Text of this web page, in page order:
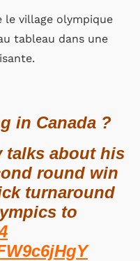
le village olympique
tableau dans une
in Canada ?
talks about his
round win
turnaround
to